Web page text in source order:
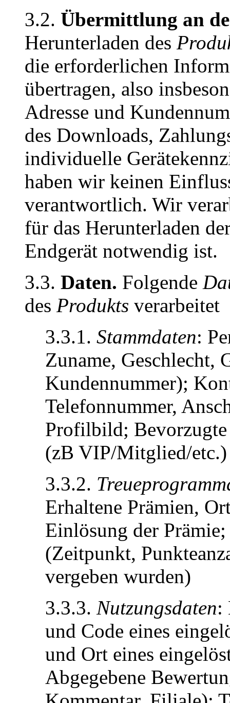
3.2. Übermittlung an
Herunterladen des
die erforderlichen
übertragen, also
Adresse und
des Downloads,
individuelle
haben wir keinen
verantwortlich. Wir
für das Herunterladen
Endgerät notwendig ist.
3.3. Daten. Folgende
des Produkts verarbeitet
3.3.1. Stammdaten:
Zuname, Geschlecht,
Kundennummer);
Telefonnummer,
Profilbild; Bevorzugte
(zB VIP/Mitglied/etc.)
3.3.2.
Erhaltene Prämien,
Einlösung der
(Zeitpunkt,
vergeben wurden)
3.3.3. Nutzungsdaten:
und Code eines
und Ort eines
Abgegebene